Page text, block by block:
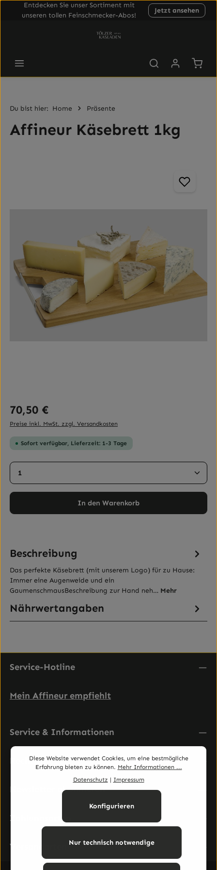
Entdecken Sie unser Sortiment mit
unseren tollen Feinschmecker-Abos!
Jetzt ansehen
Du bist hier: Home Präsente
Affineur Käsebrett 1kg
Regulärer Preis:
70,50 €
Preise inkl. MwSt. zzgl. Versandkosten
Sofort verfügbar, Lieferzeit: 1-3 Tage
Produkt Anzahl: Gib den gewünschten Wert ein
In den Warenkorb
Beschreibung
Das perfekte Käsebrett (mit unserem Logo) für zu Hause:
Immer eine Augenweide und ein
GaumenschmausBeschreibung zur Hand neh… Mehr
Nährwertangaben
Service-Hotline
Mein Affineur empfiehlt
Service & Informationen
Rechtliches
Newsletter abonnieren
Zahlungsarten
Versandarten
Diese Website verwendet Cookies, um eine bestmögliche
Erfahrung bieten zu können. Mehr Informationen ...
Datenschutz | Impressum
Nur technisch notwendige
Konfigurieren